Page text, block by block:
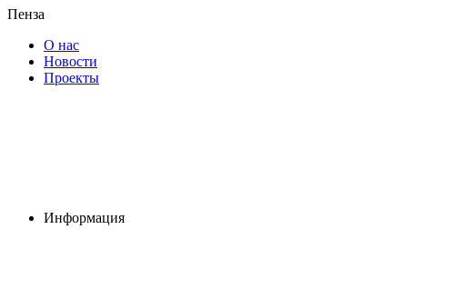
Пенза
О нас
Новости
Проекты
Информация